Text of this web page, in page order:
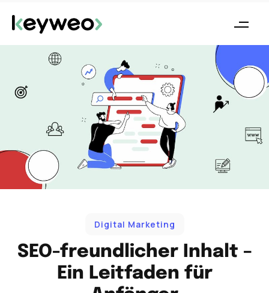
Digital Marketing
SEO-freundlicher Inhalt –
Ein Leitfaden für